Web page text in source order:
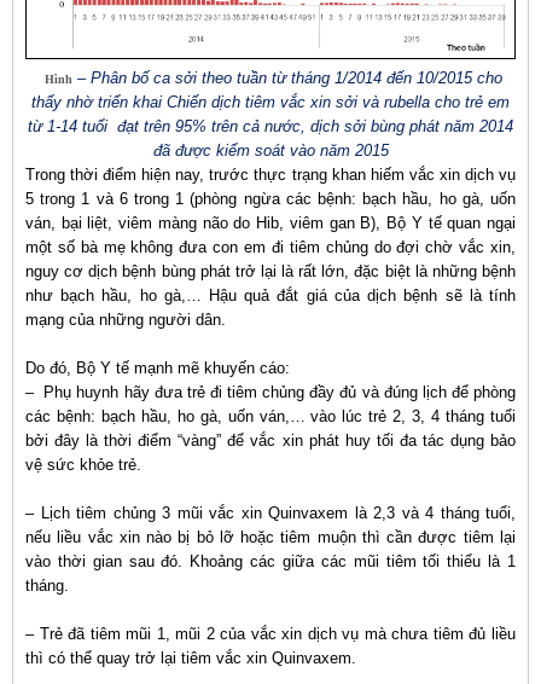
Hình– Phân bố ca sởi theo tuần từ tháng 1/2014 đến 10/2015 cho
thấy nhờ triển khai Chiến dịch tiêm vắc xin sởi và rubella cho trẻ em
từ 1-14 tuổi đạt trên 95% trên cả nước, dịch sởi bùng phát năm 2014
đã được kiểm soát vào năm 2015
Trong thời điểm hiện nay, trước thực trạng khan hiếm vắc xin dịch vụ
5 trong 1 và 6 trong 1 (phòng ngừa các bệnh: bạch hầu, ho gà, uốn
ván, bại liệt, viêm màng não do Hib, viêm gan B), Bộ Y tế quan ngại
một số bà mẹ không đưa con em đi tiêm chủng do đợi chờ vắc xin,
nguy cơ dịch bệnh bùng phát trở lại là rất lớn, đặc biệt là những bệnh
như bạch hầu, ho gà,… Hậu quả đắt giá của dịch bệnh sẽ là tính
mạng của những người dân.
Do đó, Bộ Y tế mạnh mẽ khuyến cáo:
– Phụ huynh hãy đưa trẻ đi tiêm chủng đầy đủ và đúng lịch để phòng
các bệnh: bạch hầu, ho gà, uốn ván,… vào lúc trẻ 2, 3, 4 tháng tuổi
bởi đây là thời điểm “vàng” để vắc xin phát huy tối đa tác dụng bảo
vệ sức khỏe trẻ.
– Lịch tiêm chủng 3 mũi vắc xin Quinvaxem là 2,3 và 4 tháng tuổi,
nếu liều vắc xin nào bị bỏ lỡ hoặc tiêm muộn thì cần được tiêm lại
vào thời gian sau đó. Khoảng các giữa các mũi tiêm tối thiểu là 1
tháng.
– Trẻ đã tiêm mũi 1, mũi 2 của vắc xin dịch vụ mà chưa tiêm đủ liều
thì có thể quay trở lại tiêm vắc xin Quinvaxem.